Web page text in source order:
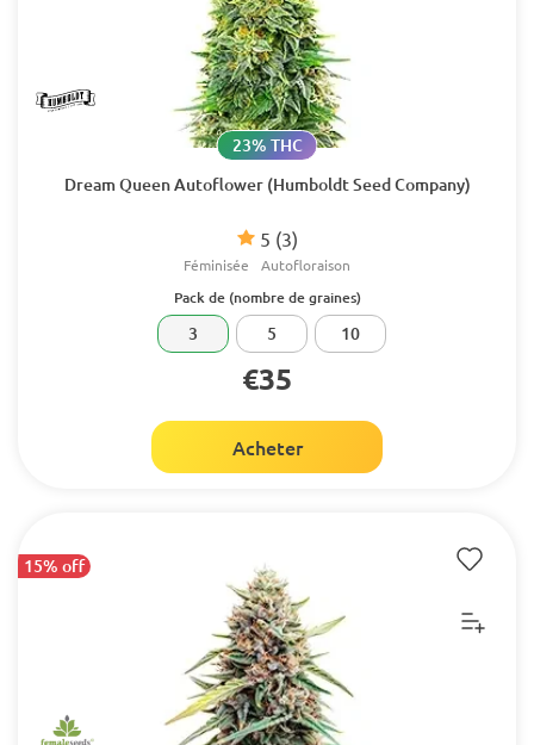
Dream Queen Autoflower (Humboldt Seed Company)
5 (3)
23% THC
Féminisée Autofloraison
Pack de (nombre de graines)
3 5 10
€35
Acheter
15% off